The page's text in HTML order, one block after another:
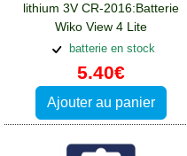
lithium 3V CR-2016:Batterie
Wiko View 4 Lite
batterie en stock
5.40€
Ajouter au panier